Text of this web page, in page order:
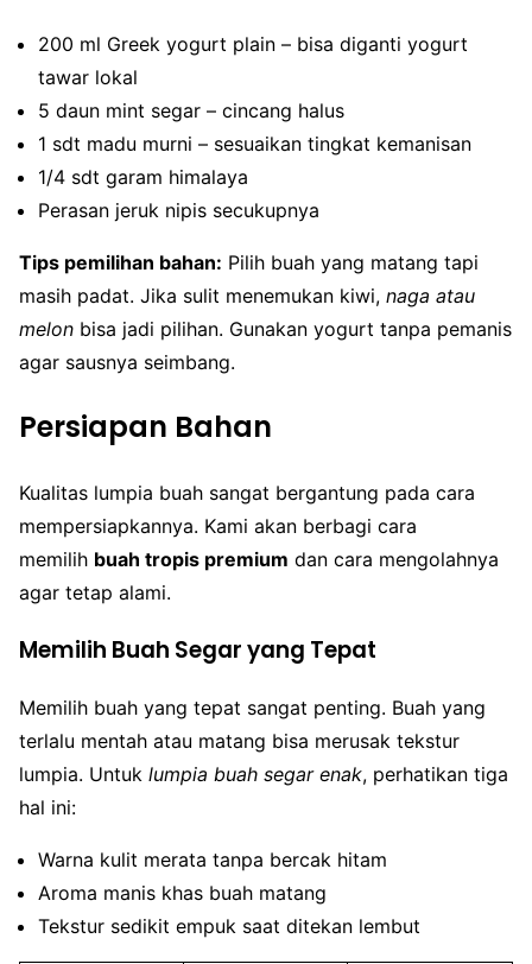
200 ml Greek yogurt plain – bisa diganti yogurt
tawar lokal
5 daun mint segar – cincang halus
1 sdt madu murni – sesuaikan tingkat kemanisan
1/4 sdt garam himalaya
Perasan jeruk nipis secukupnya
Tips pemilihan bahan: Pilih buah yang matang tapi
masih padat. Jika sulit menemukan kiwi, naga atau
melon bisa jadi pilihan. Gunakan yogurt tanpa pemanis
agar sausnya seimbang.
Persiapan Bahan
Kualitas lumpia buah sangat bergantung pada cara
mempersiapkannya. Kami akan berbagi cara
memilih buah tropis premium dan cara mengolahnya
agar tetap alami.
Memilih Buah Segar yang Tepat
Memilih buah yang tepat sangat penting. Buah yang
terlalu mentah atau matang bisa merusak tekstur
lumpia. Untuk lumpia buah segar enak, perhatikan tiga
hal ini:
Warna kulit merata tanpa bercak hitam
Aroma manis khas buah matang
Tekstur sedikit empuk saat ditekan lembut